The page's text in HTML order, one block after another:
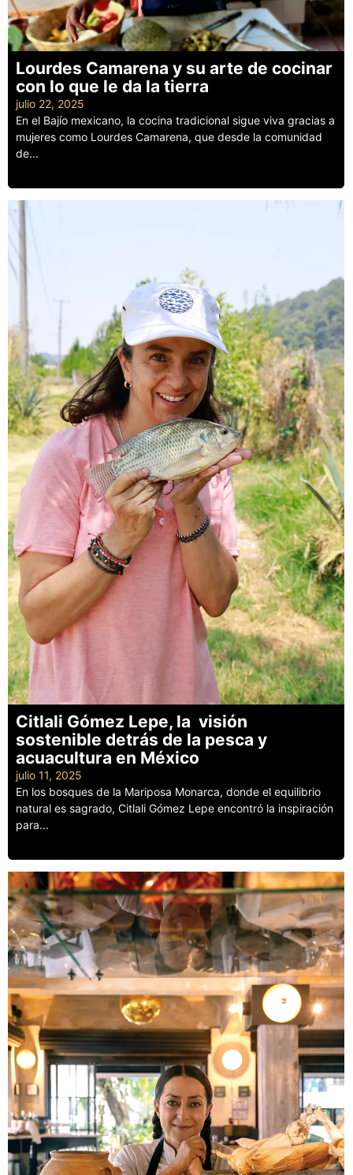
Lourdes Camarena y su arte de cocinar
con lo que le da la tierra
julio 22, 2025
En el Bajío mexicano, la cocina tradicional sigue viva gracias a
mujeres como Lourdes Camarena, que desde la comunidad
de...
Citlali Gómez Lepe, la visión
sostenible detrás de la pesca y
acuacultura en México
julio 11, 2025
En los bosques de la Mariposa Monarca, donde el equilibrio
natural es sagrado, Citlali Gómez Lepe encontró la inspiración
para...